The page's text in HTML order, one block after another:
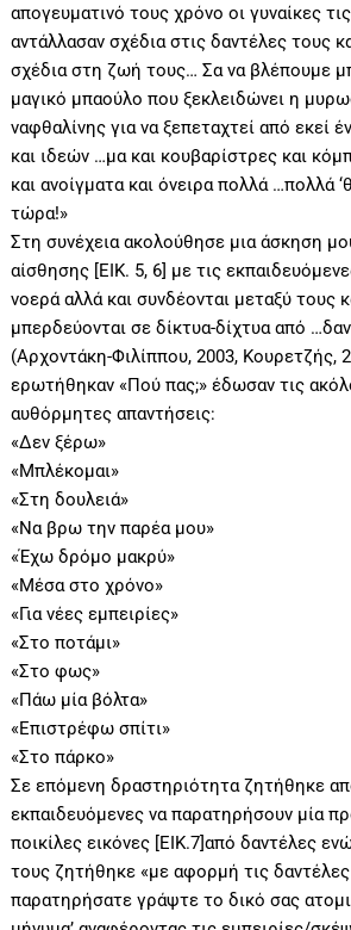
απογευματινό τους χρόνο οι γυναίκες
αντάλλασαν σχέδια στις δαντέλες τους
σχέδια στη ζωή τους… Σα να βλέπουμε
μαγικό μπαούλο που ξεκλειδώνει η
ναφθαλίνης για να ξεπεταχτεί από εκεί
και ιδεών …μα και κουβαρίστρες και
και ανοίγματα και όνειρα πολλά …πολλά
τώρα!»
Στη συνέχεια ακολούθησε μια άσκηση
αίσθησης [ΕΙΚ. 5, 6] με τις
νοερά αλλά και συνδέονται μεταξύ τους
μπερδεύονται σε δίκτυα-δίχτυα από
(Αρχοντάκη-Φιλίππου, 2003, Κουρετζής,
ερωτήθηκαν «Πού πας;» έδωσαν τις
αυθόρμητες απαντήσεις:
«Δεν ξέρω»
«Μπλέκομαι»
«Στη δουλειά»
«Να βρω την παρέα μου»
«Έχω δρόμο μακρύ»
«Μέσα στο χρόνο»
«Για νέες εμπειρίες»
«Στο ποτάμι»
«Στο φως»
«Πάω μία βόλτα»
«Επιστρέφω σπίτι»
«Στο πάρκο»
Σε επόμενη δραστηριότητα ζητήθηκε
εκπαιδευόμενες να παρατηρήσουν μία
ποικίλες εικόνες [ΕΙΚ.7]από δαντέλες
τους ζητήθηκε «με αφορμή τις
παρατηρήσατε γράψτε το δικό σας